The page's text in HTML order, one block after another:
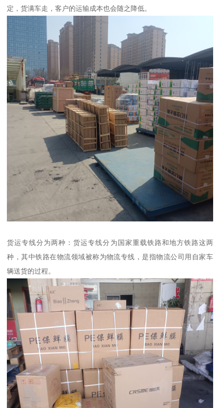
定，货满车走，客户的运输成本也会随之降低。
货运专线分为两种：货运专线分为国家重载铁路和地方铁路这两
种，其中铁路在物流领域被称为物流专线，是指物流公司用自家车
辆送货的过程。